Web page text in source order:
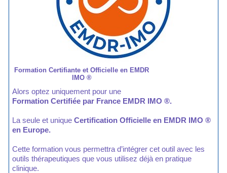
Formation Certifiante et Officielle en EMDR
IMO ®
Alors optez uniquement pour une
Formation Certifiée par France EMDR IMO ®.
La seule et unique Certification Officielle en EMDR IMO ®
en Europe.
Cette formation vous permettra d’intégrer cet outil avec les
outils thérapeutiques que vous utilisez déjà en pratique
clinique.